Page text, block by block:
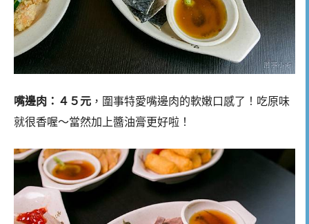
嘴邊肉：４５元 ，圍事特愛嘴邊肉的軟嫩口感了！吃原味
就很香喔～當然加上醬油膏更好啦！